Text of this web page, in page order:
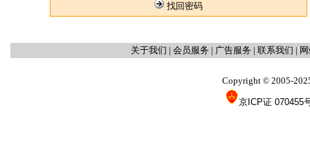
找回密码
关于我们 | 会员服务 | 广告服务 | 联系我们 |
Copyright © 2005-
京ICP证 070455